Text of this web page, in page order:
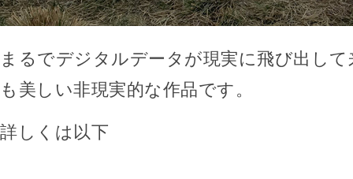
まるでデジタルデータが現実に飛び出し
も美しい非現実的な作品です。
詳しくは以下